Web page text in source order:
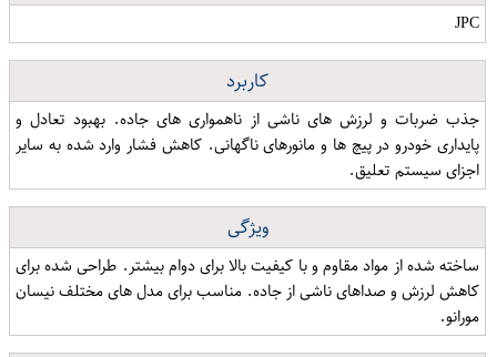
JPC
کاربرد
جذب ضربات و لرزش های ناشی از ناهمواری های جاده. بهبود تعادل و
پایداری خودرو در پیچ ها و مانورهای ناگهانی. کاهش فشار وارد شده به سایر
اجزای سیستم تعلیق.
ویژگی
ساخته شده از مواد مقاوم و با کیفیت بالا برای دوام بیشتر. طراحی شده برای
کاهش لرزش و صداهای ناشی از جاده. مناسب برای مدل های مختلف نیسان
مورانو.